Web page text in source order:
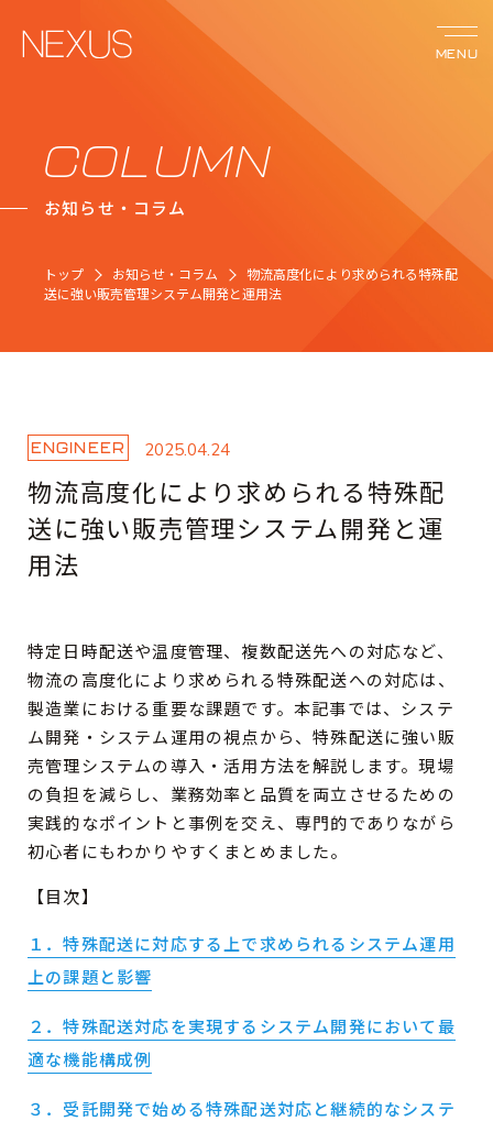
MENU
サービス
ネクサスの強み
事例紹介
お知らせ
COLUMN
お知らせ・コラム
トップ お知らせ・コラム
物流高度化により求められる特殊配
送に強い販売管理システム開発と運用法
ENGINEER 2025.04.24
物流高度化により求められる特殊配
送に強い販売管理システム開発と運
用法
特定日時配送や温度管理、複数配送先への対応など、
物流の高度化により求められる特殊配送への対応は、
製造業における重要な課題です。本記事では、システ
ム開発・システム運用の視点から、特殊配送に強い販
売管理システムの導入・活用方法を解説します。現場
の負担を減らし、業務効率と品質を両立させるための
実践的なポイントと事例を交え、専門的でありながら
初心者にもわかりやすくまとめました。
【目次】
１．特殊配送に対応する上で求められるシステム運用
上の課題と影響
２．特殊配送対応を実現するシステム開発において最
適な機能構成例
３．受託開発で始める特殊配送対応と継続的なシステ